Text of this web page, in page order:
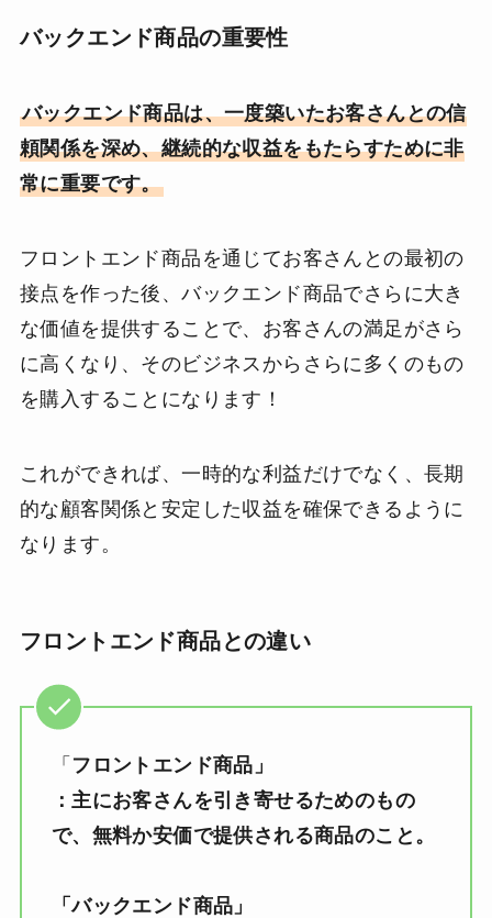
バックエンド商品の重要性
バックエンド商品は、一度築いたお客さんとの信
頼関係を深め、継続的な収益をもたらすために非
常に重要です。
フロントエンド商品を通じてお客さんとの最初の
接点を作った後、バックエンド商品でさらに大き
な価値を提供することで、お客さんの満足がさら
に高くなり、そのビジネスからさらに多くのもの
を購入することになります！
これができれば、一時的な利益だけでなく、長期
的な顧客関係と安定した収益を確保できるように
なります。
フロントエンド商品との違い
「 フロントエンド商品」
： 主にお客さんを引き寄せるためのもの
で、無料か安価で提供される商品のこと。
「バックエンド商品」